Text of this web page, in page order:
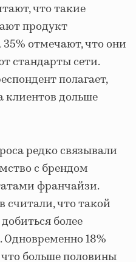
что такие
продукт
отмечают, что они
стандарты сети.
полагает,
клиентов дольше
редко связывали
с брендом
франчайзи.
считали, что такой
более
18%
больше половины